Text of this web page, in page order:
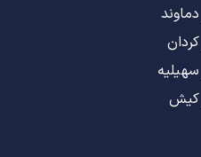
کیش